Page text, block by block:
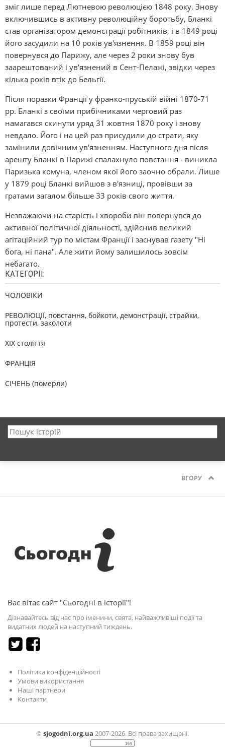
зміг лише перед Лютневою революцією 1848 року. Знову
включившись в активну революційну боротьбу, Бланкі
став організатором демонстрації робітників, і в 1849 році
його засудили на 10 років ув'язнення. В 1859 році він
повернувся до Парижу, але через 2 роки знову був
заарештований і ув'язнений в Сент-Пелажі, звідки через
кілька років втік до Бельгії.
Після поразки Франції у франко-пруській війні 1870-71
рр. Бланкі з своїми прибічниками черговий раз
намагався скинути уряд 31 жовтня 1870 року і знову
невдало. Його і на цей раз присудили до страти, яку
замінили довічним ув'язненням. Наступного дня після
арешту Бланкі в Парижі спалахнуло повстання - виникла
Паризька комуна, членом якої його заочно обрали. Лише
у 1879 році Бланкі вийшов з в'язниці, провівши за
гратами загалом більше 33 років свого життя.
Незважаючи на старість і хвороби він повернувся до
активної політичної діяльності, здійснив великий
агітаційний тур по містам Франції і заснував газету "Ні
бога, ні пана". Але жити йому залишилось зовсім
небагато.
КАТЕГОРІЇ:
ЧОЛОВІКИ
РЕВОЛЮЦІЇ, повстання, бойкоти, демонстрації, страйки,
протести, заколоти
XIX століття
ФРАНЦІЯ
СІЧЕНЬ (померли)
ВГОРУ
Вас вітає сайт "Сьогодні в історії"!
Дізнавайтесь від нас про іменини, свята, найважливіші події та
видатних людей на наступний тиждень.
Політика конфіденційності
Умови використання
Наші партнери
Контакти
© sjogodni.org.ua 2007-2026. Всі права захищені.